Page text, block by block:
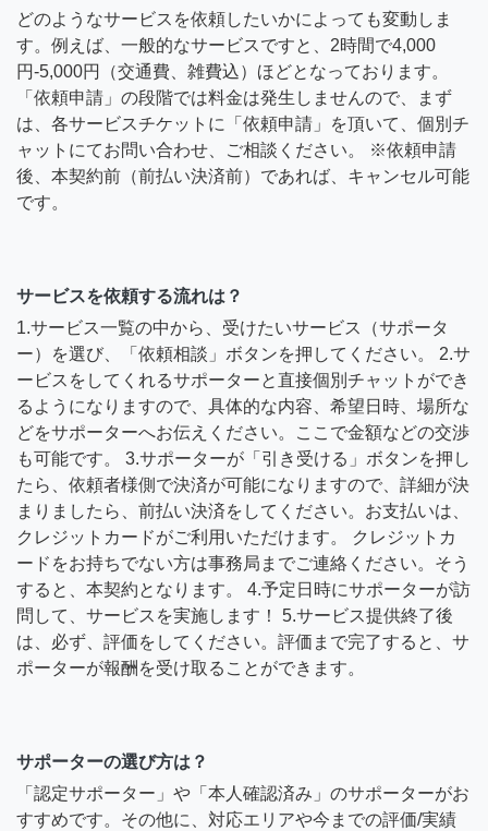
どのようなサービスを依頼したいかによっても変動しま
す。例えば、一般的なサービスですと、2時間で4,000
円-5,000円（交通費、雑費込）ほどとなっております。
「依頼申請」の段階では料金は発生しませんので、まず
は、各サービスチケットに「依頼申請」を頂いて、個別チ
ャットにてお問い合わせ、ご相談ください。 ※依頼申請
後、本契約前（前払い決済前）であれば、キャンセル可能
です。
サービスを依頼する流れは？
1.サービス一覧の中から、受けたいサービス（サポータ
ー）を選び、「依頼相談」ボタンを押してください。 2.サ
ービスをしてくれるサポーターと直接個別チャットができ
るようになりますので、具体的な内容、希望日時、場所な
どをサポーターへお伝えください。ここで金額などの交渉
も可能です。 3.サポーターが「引き受ける」ボタンを押し
たら、依頼者様側で決済が可能になりますので、詳細が決
まりましたら、前払い決済をしてください。お支払いは、
クレジットカードがご利用いただけます。 クレジットカ
ードをお持ちでない方は事務局までご連絡ください。そう
すると、本契約となります。 4.予定日時にサポーターが訪
問して、サービスを実施します！ 5.サービス提供終了後
は、必ず、評価をしてください。評価まで完了すると、サ
ポーターが報酬を受け取ることができます。
サポーターの選び方は？
「認定サポーター」や「本人確認済み」のサポーターがお
すすめです。その他に、対応エリアや今までの評価/実績